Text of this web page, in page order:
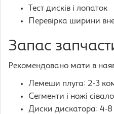
Тест дисків і лопаток
Перевірка ширини
Запас
Рекомендовано мати в
Лемеши плуга: 2-3
Сегменти і ножі
Диски дискатора: 4-8